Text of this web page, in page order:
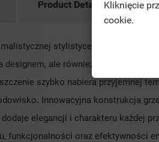
Product Details
stylistyce doskonale
designem, ale również oferuje
szybko nabiera przyjemnej
Innowacyjna konstrukcja
elegancji i charakteru każdej
funkcjonalności oraz efektywności
Kliknięcie
cookie.